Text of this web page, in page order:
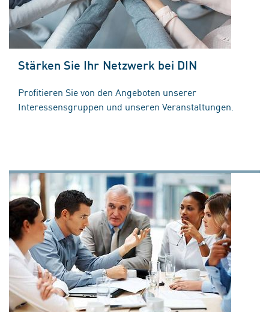
Stärken Sie Ihr Netzwerk bei DIN
Profitieren Sie von den Angeboten unserer
Interessensgruppen und unseren Veranstaltungen.